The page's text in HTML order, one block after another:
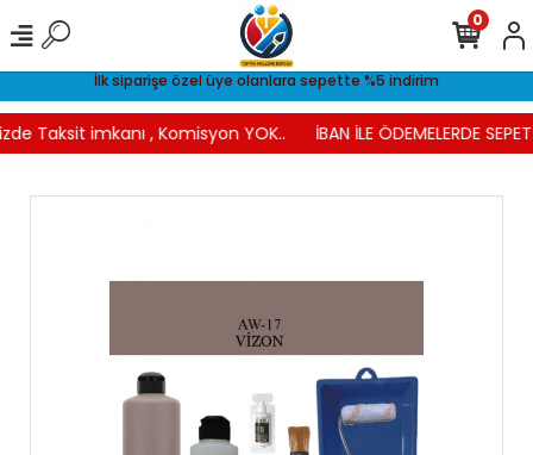
İlk siparişe özel üye olanlara sepette %5 indirim
Taksit imkanı , Komisyon YOK.. İBAN İLE ÖDEMELERDE
0